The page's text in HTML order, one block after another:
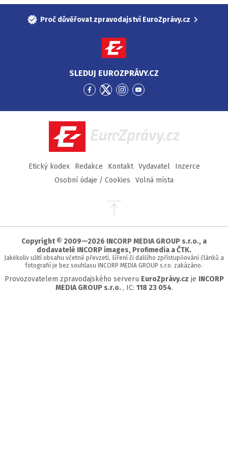
Proč důvěřovat zpravodajství EuroZprávy.cz
SLEDUJ EUROZPRÁVY.CZ
Přejít
Facebook
Přejít
Twitter
Přejít
Instagram
Přejít
YouTube
EuroZprávy.cz
Etický kodex Redakce Kontakt Vydavatel
Inzerce
Osobní údaje / Cookies
Volná místa
Přejít
stránky
Copyright © 2009—2026 INCORP MEDIA GROUP s.r.o., a
dodavatelé INCORP images, Profimedia a ČTK.
Jakékoliv užití obsahu včetně převzetí, šíření či dalšího zpřístupňování článků a
fotografií je bez souhlasu INCORP MEDIA GROUP s.r.o. zakázáno.
Provozovatelem zpravodajského serveru EuroZprávy.cz je INCORP
MEDIA GROUP s.r.o. , IC: 118 23 054.